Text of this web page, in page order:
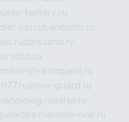
factory.ru
jun.rubandamn.ru
darksand.ru
rtdco.ru
kompanij.ru
snow-guard.ru
aalse.ru
perkoka.ru movie-one.ru